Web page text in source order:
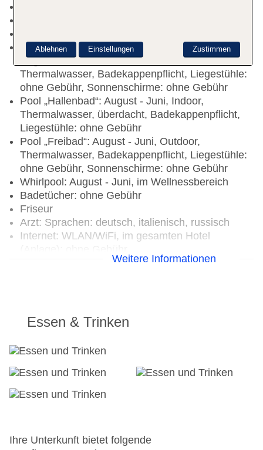
Pool „Freithermalbad, verbunden mit Hallenbad“:
August - Juni, ohne Gebühr, Outdoor,
Thermalwasser, Badekappenpflicht, Liegestühle:
ohne Gebühr, Sonnenschirme: ohne Gebühr
Pool „Hallenbad“: August - Juni, Indoor,
Thermalwasser, überdacht, Badekappenpflicht,
Liegestühle: ohne Gebühr
Pool „Freibad“: August - Juni, Outdoor,
Thermalwasser, Badekappenpflicht, Liegestühle:
ohne Gebühr, Sonnenschirme: ohne Gebühr
Whirlpool: August - Juni, im Wellnessbereich
Badetücher: ohne Gebühr
Friseur
Arzt: Sprachen: deutsch, italienisch, russisch
Internet: WLAN/WiFi, im gesamten Hotel
Internetterminal: ohne Gebühr
American Express, Diners, EC Karte/Maestro
Haustier: Hund erlaubt: pro Nacht ca. 12 EUR,
Anfrage & Reservierung notwendig, Gewicht bis
max. 15 kg
Parkmöglichkeiten: Parkplatz (nach
pro Nacht ca. 10 EUR, Anfrage & Reservierung
klimatisierte Tagungsräume, Tagungsequipment:
Weitere Informationen
Essen & Trinken
Ihre Unterkunft bietet folgende
Zustimmen
Ablehnen Einstellungen